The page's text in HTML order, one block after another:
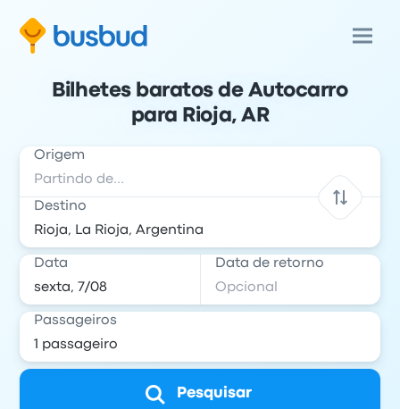
Bilhetes baratos de Autocarro
para Rioja, AR
Origem
Destino
Data Data de retorno
Passageiros
Pesquisar